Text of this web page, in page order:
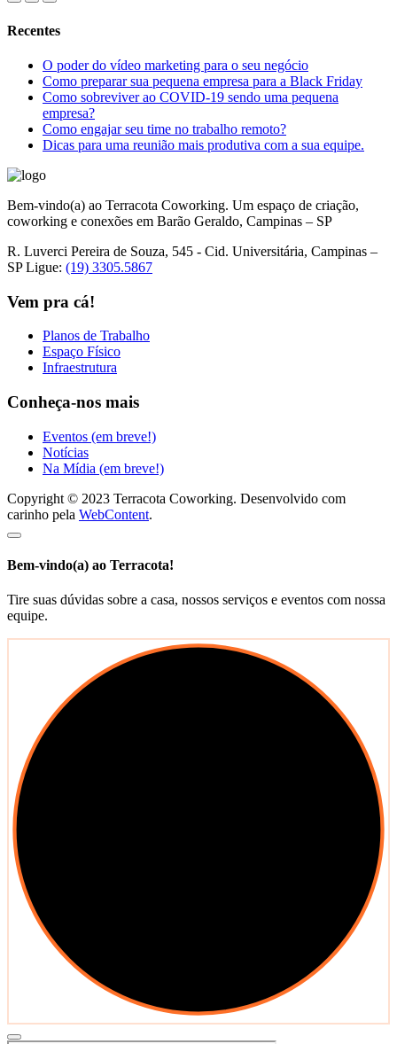
Recentes
O poder do vídeo marketing para o seu negócio
Como preparar sua pequena empresa para a Black Friday
Como sobreviver ao COVID-19 sendo uma pequena
empresa?
Como engajar seu time no trabalho remoto?
Dicas para uma reunião mais produtiva com a sua equipe.
Bem-vindo(a) ao Terracota Coworking. Um espaço de criação,
coworking e conexões em Barão Geraldo, Campinas – SP
R. Luverci Pereira de Souza, 545 - Cid. Universitária, Campinas –
SP Ligue: (19) 3305.5867
Vem pra cá!
Planos de Trabalho
Espaço Físico
Infraestrutura
Conheça-nos mais
Eventos (em breve!)
Notícias
Na Mídia (em breve!)
Copyright © 2023 Terracota Coworking. Desenvolvido com
carinho pela WebContent.
Bem-vindo(a) ao Terracota!
Tire suas dúvidas sobre a casa, nossos serviços e eventos com nossa
equipe.